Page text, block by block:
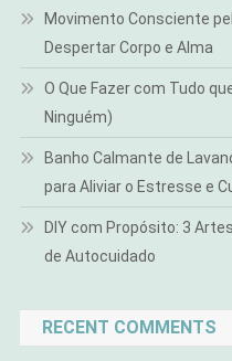
Movimento Consciente
Despertar Corpo e Alma
O Que Fazer com Tudo
Ninguém)
Banho Calmante de
para Aliviar o Estresse e
DIY com Propósito: 3
de Autocuidado
RECENT COMMENTS